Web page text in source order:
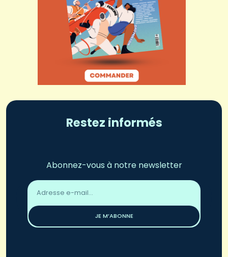
Restez informés
Abonnez-vous à notre newsletter
Adresse
email
JE M’ABONNE